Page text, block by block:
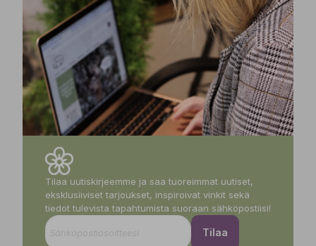
Tilaa uutiskirjeemme ja saa tuoreimmat uutiset,
eksklusiiviset tarjoukset, inspiroivat vinkit sekä
tiedot tulevista tapahtumista suoraan sähköpostiisi!
Tilaa